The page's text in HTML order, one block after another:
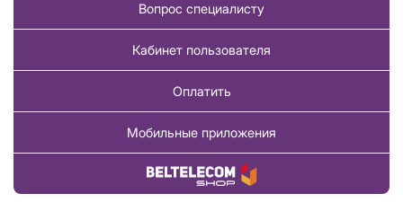
Вопрос специалисту
Кабинет пользователя
Оплатить
Мобильные приложения
Купить товар